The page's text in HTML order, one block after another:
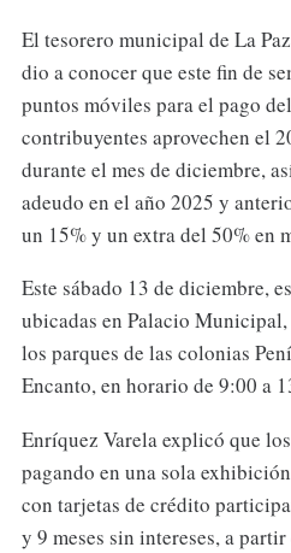
El tesorero municipal de La
dio a conocer que este fin de
puntos móviles para el pago
contribuyentes aprovechen el
durante el mes de diciembre,
adeudo en el año 2025 y
un 15% y un extra del 50% en
Este sábado 13 de diciembre,
ubicadas en Palacio
los parques de las colonias
Encanto, en horario de 9:00 a
Enríquez Varela explicó que
pagando en una sola
con tarjetas de crédito
y 9 meses sin intereses, a